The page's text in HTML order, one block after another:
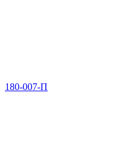
180-007-П